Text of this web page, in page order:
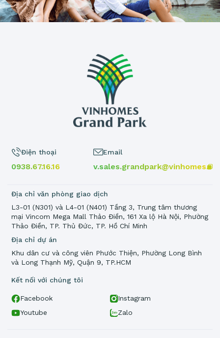
Địa chỉ dự án
Khu dân cư và công viên Phước Thiện, Phường Long Bình
và Long Thạnh Mỹ, Quận 9, TP.HCM
Điện thoại
0938.67.16.16
Email
v.sales.grandpark@vinhomes.vn
Địa chỉ văn phòng giao dịch
L3-01 (N301) và L4-01 (N401) Tầng 3, Trung tâm thương
mại Vincom Mega Mall Thảo Điền, 161 Xa lộ Hà Nội, Phường
Thảo Điền, TP. Thủ Đức, TP. Hồ Chí Minh
Kết nối với chúng tôi
Facebook
Instagram
Youtube
Zalo